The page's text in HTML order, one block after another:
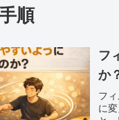
順
フ
か
フ
に